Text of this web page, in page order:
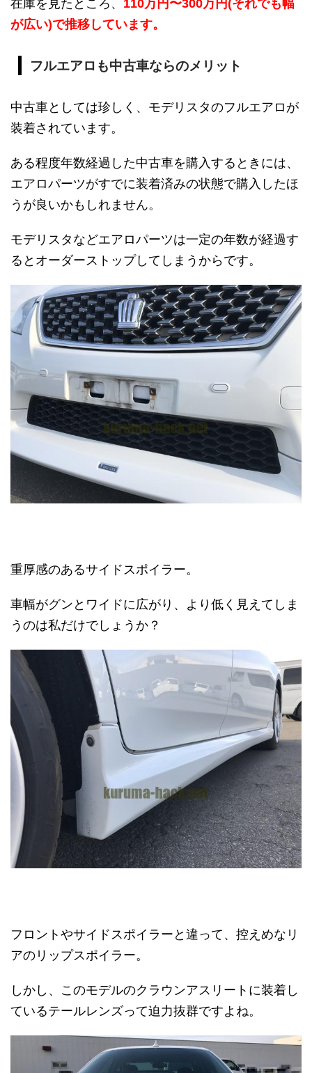
在庫を見たところ、 110万円〜300万円(それでも幅
が広い)で推移しています。
フルエアロも中古車ならのメリット
中古車としては珍しく、モデリスタのフルエアロが
装着されています。
ある程度年数経過した中古車を購入するときには、
エアロパーツがすでに装着済みの状態で購入したほ
うが良いかもしれません。
モデリスタなどエアロパーツは一定の年数が経過す
るとオーダーストップしてしまうからです。
重厚感のあるサイドスポイラー。
車幅がグンとワイドに広がり、より低く見えてしま
うのは私だけでしょうか？
フロントやサイドスポイラーと違って、控えめなリ
アのリップスポイラー。
しかし、このモデルのクラウンアスリートに装着し
ているテールレンズって迫力抜群ですよね。